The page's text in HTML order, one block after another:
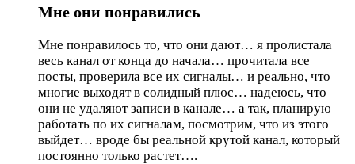
Мне они понравились
Мне понравилось то, что они дают… я пролистала
весь канал от конца до начала… прочитала все
посты, проверила все их сигналы… и реально, что
многие выходят в солидный плюс… надеюсь, что
они не удаляют записи в канале… а так, планирую
работать по их сигналам, посмотрим, что из этого
выйдет… вроде бы реальной крутой канал, который
постоянно только растет….